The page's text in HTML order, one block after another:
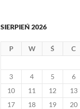
SIERPIEŃ 2026
P W Ś C
3
4 5 6
10
11 12 13
17
18 19 20